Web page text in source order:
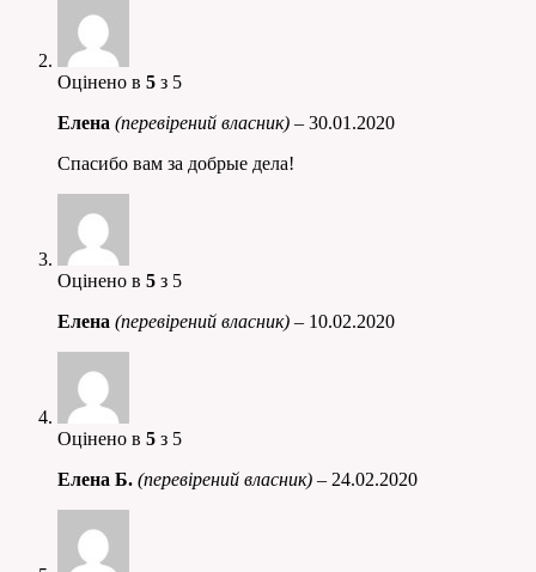
Оцінено в 5 з 5
Елена (перевірений власник) – 30.01.2020
Спасибо вам за добрые дела!
Оцінено в 5 з 5
Елена (перевірений власник) – 10.02.2020
Оцінено в 5 з 5
Елена Б. (перевірений власник) – 24.02.2020